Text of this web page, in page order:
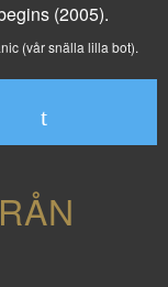
(2005).
(vår snälla lilla bot).